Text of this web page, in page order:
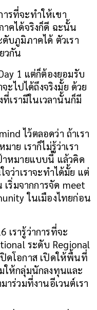
รที่จะทำให้เขา
าคได้จริงก็ดี ฉะนั้น
บภูมิภาคได้ ตัวเรา
วกัน
1 แต่ก็ต้องยอมรับ
ะไปได้ถึงจริงมั้ย ด้วย
ที่เรามีในเวลานั้นก็มี
ไว้ตลอดว่า ถ้าเรา
าย เราก็ไม่รู้ว่าเรา
าหมายแบบนี้ แล้วคิด
จว่าเราจะทำได้มั้ย แต่
เริ่มจากการจัด meet
ในเมืองไทยก่อน
รารู้ว่าการที่จะ
ระดับ Regional
ดโอกาส เปิดให้พื้นที่
ให้กลุ่มนักลงทุนและ
าร่วมที่งานอีเวนต์เรา